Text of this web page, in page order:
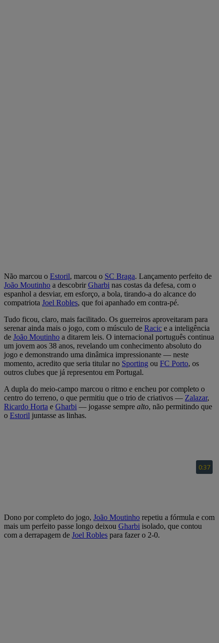
Não marcou o Estoril, marcou o SC Braga. Lançamento perfeito de
João Moutinho a descobrirGharbi nas costas da defesa, com o
espanhol a desviar, em esforço, a bola, tirando-a do alcance do
compatriota Joel Robles, que foi apanhado em contra-pé.
Tudo ficou, claro, mais facilitado. Os guerreiros aproveitaram para
serenar ainda mais o jogo, com o músculo de Racic e a inteligência
de João Moutinho a ditarem leis. O internacional português continua
um jovem aos 38 anos, revelando um conhecimento absoluto do
jogo e demonstrando uma dinâmica impressionante — neste
momento, acredito que seria titular no Sporting ou FC Porto, os
outros clubes que já representou em Portugal.
A dupla do meio-campo marcou o ritmo e encheu por completo o
centro do terreno, o que permitiu que o trio de criativos — Zalazar,
Ricardo Horta e Gharbi — jogasse sempre alto, não permitindo que
o Estoril juntasse as linhas.
Dono por completo do jogo, João Moutinho repetiu a fórmula e com
mais um perfeito passe longo deixou Gharbi isolado, que contou
com a derrapagem de Joel Robles para fazer o 2-0.